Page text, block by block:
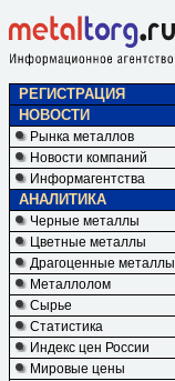
РЕГИСТРАЦИЯ
НОВОСТИ
Рынка металлов
Новости компаний
Информагентства
АНАЛИТИКА
Черные металлы
Цветные металлы
Драгоценные металлы
Металлолом
Сырье
Статистика
Индекс цен России
Мировые цены